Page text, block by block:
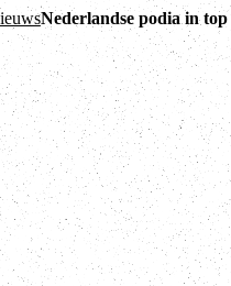
Nederlandse podia in top